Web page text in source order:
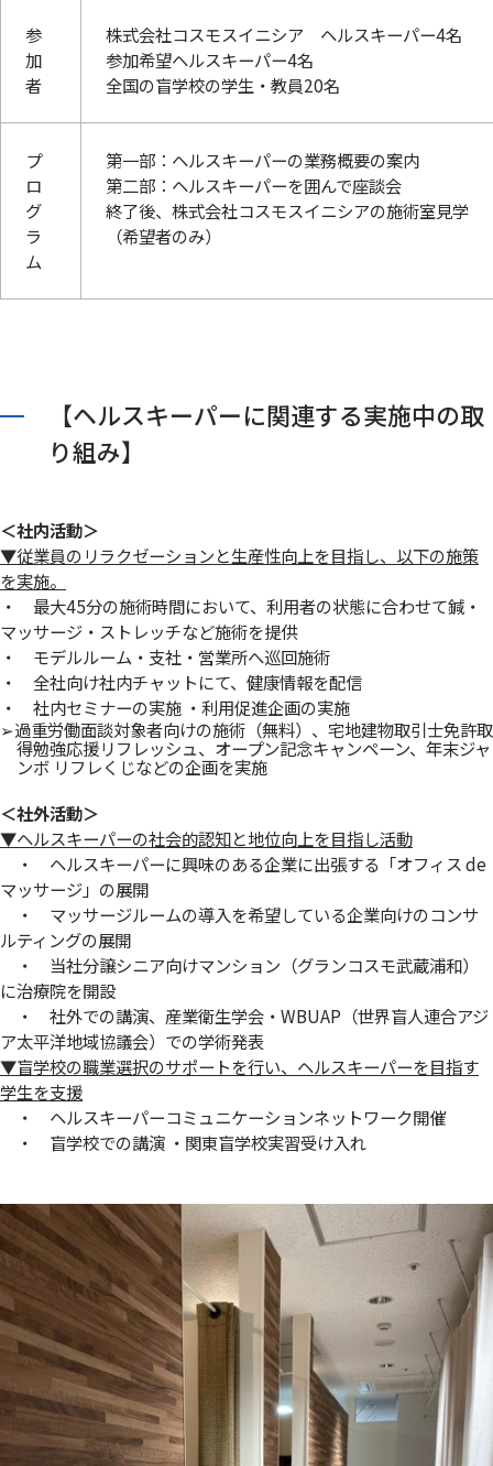
参
加
者
株式会社コスモスイニシア ヘルスキーパー4名
参加希望ヘルスキーパー4名
全国の盲学校の学生・教員20名
プ
ロ
グ
ラ
ム
第一部：ヘルスキーパーの業務概要の案内
第二部：ヘルスキーパーを囲んで座談会
終了後、株式会社コスモスイニシアの施術室見学
（希望者のみ）
【ヘルスキーパーに関連する実施中の取
り組み】
＜社内活動＞
▼従業員のリラクゼーションと生産性向上を目指し、以下の施策
を実施。
・ 最大45分の施術時間において、利用者の状態に合わせて鍼・
マッサージ・ストレッチなど施術を提供
・ モデルルーム・支社・営業所へ巡回施術
・ 全社向け社内チャットにて、健康情報を配信
・ 社内セミナーの実施 ・利用促進企画の実施
➢過重労働面談対象者向けの施術（無料）、宅地建物取引士免許取
得勉強応援リフレッシュ、オープン記念キャンペーン、年末ジャ
ンボ リフレくじなどの企画を実施
＜社外活動＞
▼ヘルスキーパーの社会的認知と地位向上を目指し活動
・ ヘルスキーパーに興味のある企業に出張する「オフィス de
マッサージ」の展開
・ マッサージルームの導入を希望している企業向けのコンサ
ルティングの展開
・ 当社分譲シニア向けマンション（グランコスモ武蔵浦和）
に治療院を開設
・ 社外での講演、産業衛生学会・WBUAP（世界盲人連合アジ
ア太平洋地域協議会）での学術発表
▼盲学校の職業選択のサポートを行い、ヘルスキーパーを目指す
学生を支援
・ ヘルスキーパーコミュニケーションネットワーク開催
・ 盲学校での講演 ・関東盲学校実習受け入れ